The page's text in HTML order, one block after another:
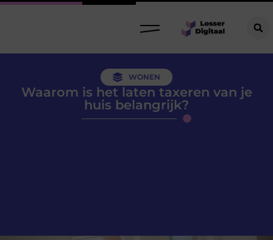
WONEN
Waarom is het laten taxeren van je
huis belangrijk?